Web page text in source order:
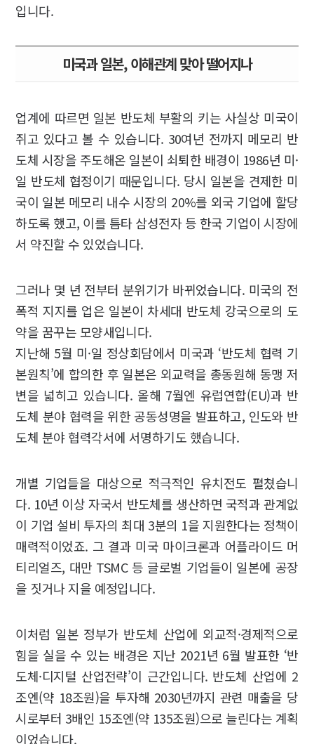
입니다.
미국과 일본, 이해관계 맞아 떨어지나
업계에 따르면 일본 반도체 부활의 키는 사실상 미국이
쥐고 있다고 볼 수 있습니다. 30여년 전까지 메모리 반
도체 시장을 주도해온 일본이 쇠퇴한 배경이 1986년 미·
일 반도체 협정이기 때문입니다. 당시 일본을 견제한 미
국이 일본 메모리 내수 시장의 20%를 외국 기업에 할당
하도록 했고, 이를 틈타 삼성전자 등 한국 기업이 시장에
서 약진할 수 있었습니다.
그러나 몇 년 전부터 분위기가 바뀌었습니다. 미국의 전
폭적 지지를 업은 일본이 차세대 반도체 강국으로의 도
약을 꿈꾸는 모양새입니다.
지난해 5월 미·일 정상회담에서 미국과 ‘반도체 협력 기
본원칙’에 합의한 후 일본은 외교력을 총동원해 동맹 저
변을 넓히고 있습니다. 올해 7월엔 유럽연합(EU)과 반
도체 분야 협력을 위한 공동성명을 발표하고, 인도와 반
도체 분야 협력각서에 서명하기도 했습니다.
개별 기업들을 대상으로 적극적인 유치전도 펼쳤습니
다. 10년 이상 자국서 반도체를 생산하면 국적과 관계없
이 기업 설비 투자의 최대 3분의 1을 지원한다는 정책이
매력적이었죠. 그 결과 미국 마이크론과 어플라이드 머
티리얼즈, 대만 TSMC 등 글로벌 기업들이 일본에 공장
을 짓거나 지을 예정입니다.
이처럼 일본 정부가 반도체 산업에 외교적·경제적으로
힘을 실을 수 있는 배경은 지난 2021년 6월 발표한 ‘반
도체·디지털 산업전략’이 근간입니다. 반도체 산업에 2
조엔(약 18조원)을 투자해 2030년까지 관련 매출을 당
시로부터 3배인 15조엔(약 135조원)으로 늘린다는 계획
이었습니다.